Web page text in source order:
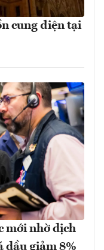
cung điện tại
mới nhờ dịch
dầu giảm 8%